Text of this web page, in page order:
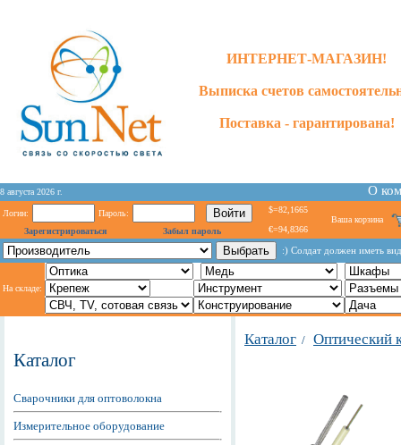
ИНТЕРНЕТ-МАГАЗИН!
Выписка счетов
Поставка - гарантирована!
8 августа 2026 г. О
Логин:
Пароль:
Зарегистрироваться
Забыл пароль
$=82,1665
€=94,8366
Ваша корзина
:) Солдат должен иметь
На складе:
Каталог
Сварочники для оптоволокна
Измерительное оборудование
Каталог / Оптический